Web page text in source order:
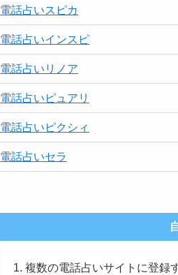
電話占いスピカ
電話占いインスピ
電話占いリノア
電話占い ピュア リ
電話占いピクシィ
電話占いセラ
複数の電話占いサイトに登録